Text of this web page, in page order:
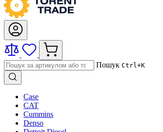
Пошук Ctrl+K
Case
CAT
Cummins
Denso